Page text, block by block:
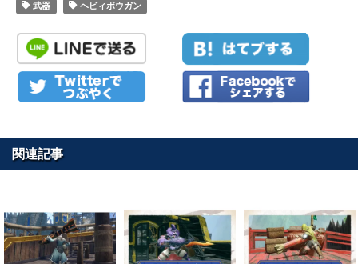
武器 ヘビィボウガン
関連記事